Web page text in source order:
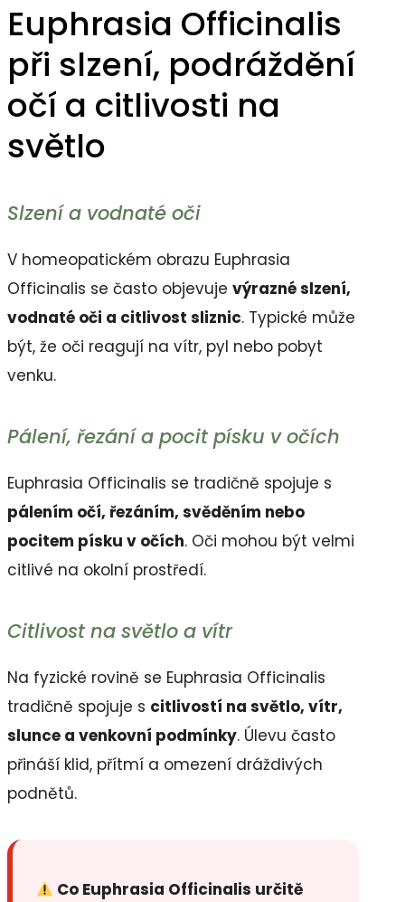
Euphrasia Officinalis
při slzení, podráždění
očí a citlivosti na
světlo
Slzení a vodnaté oči
V homeopatickém obrazu Euphrasia
Officinalis se často objevuje výrazné slzení,
vodnaté oči a citlivost sliznic. Typické může
být, že oči reagují na vítr, pyl nebo pobyt
venku.
Pálení, řezání a pocit písku v očích
Euphrasia Officinalis se tradičně spojuje s
pálením očí, řezáním, svěděním nebo
pocitem písku v očích. Oči mohou být velmi
citlivé na okolní prostředí.
Citlivost na světlo a vítr
Na fyzické rovině se Euphrasia Officinalis
tradičně spojuje s citlivostí na světlo, vítr,
slunce a venkovní podmínky. Úlevu často
přináší klid, přítmí a omezení dráždivých
podnětů.
Co Euphrasia Officinalis určitě